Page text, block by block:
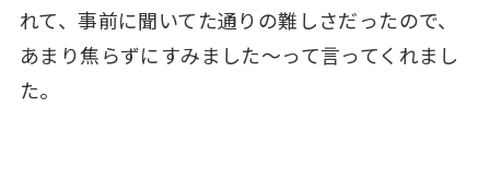
れて、事前に聞いてた通りの難しさだったので、
あまり焦らずにすみました～って言ってくれまし
た。